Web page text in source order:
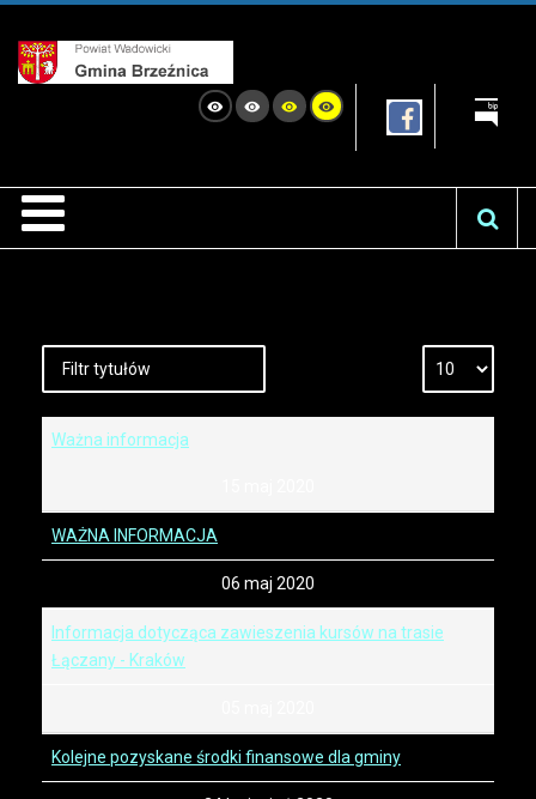
Ważna informacja
WAŻNA INFORMACJA
06 maj 2020
Informacja dotycząca zawieszenia kursów na trasie
Łączany - Kraków
Kolejne pozyskane środki finansowe dla gminy